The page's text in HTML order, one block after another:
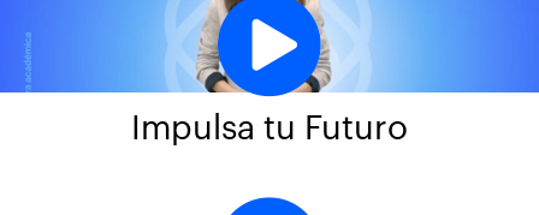
Impulsa tu Futuro